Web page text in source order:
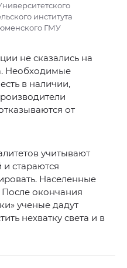
института
ГМУ
не сказались на
Необходимые
в наличии,
от
учитывают
стараются
Населенные
окончания
ученые дадут
нехватку света и в